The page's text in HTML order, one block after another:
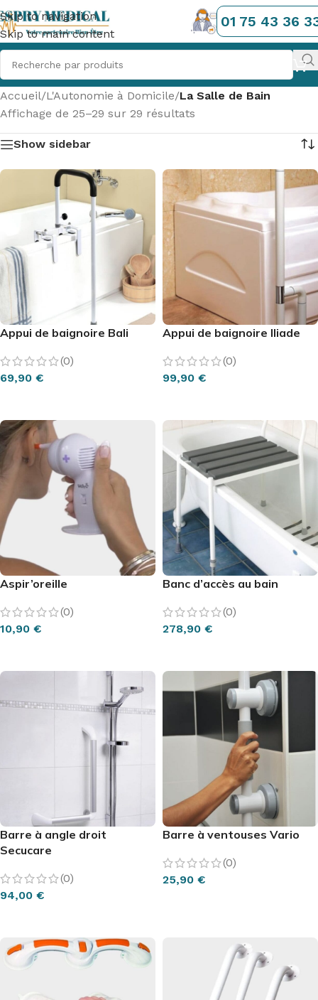
Skip to navigation
Skip to main content
01 75 43 36
Accueil/L'Autonomie à Domicile/La Salle de Bain
Affichage de 25–29 sur 29 résultats
Show sidebar
Appui de baignoire Bali
(0)
69,90 €
Appui de baignoire Iliade
(0)
99,90 €
Aspir’oreille
(0)
10,90 €
Banc d’accès au bain
(0)
278,90 €
Barre à angle droit
Secucare
(0)
94,00 €
Barre à ventouses Vario
(0)
25,90 €